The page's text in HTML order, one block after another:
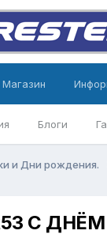
Блоги
Магазин
и Дни рождения.
С